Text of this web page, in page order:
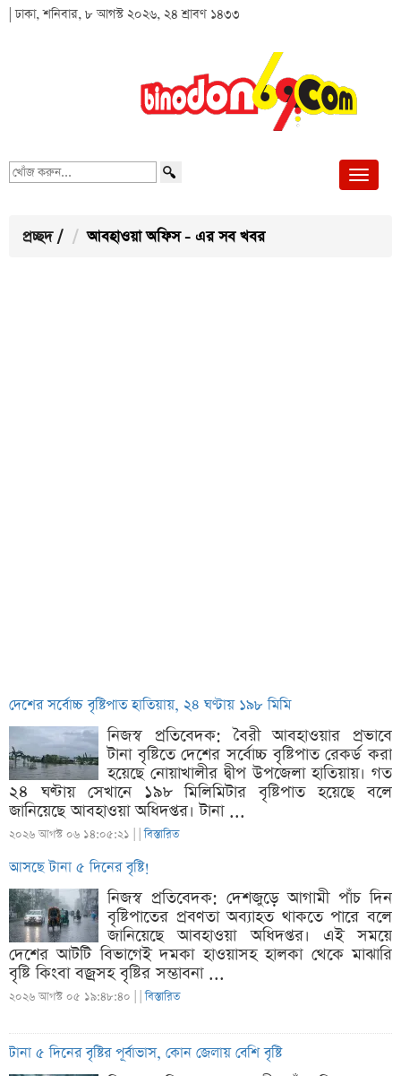
| ঢাকা, শনিবার, ৮ আগস্ট ২০২৬, ২৪ শ্রাবণ ১৪৩৩
খোঁজ
প্রচ্ছদ / আবহাওয়া অফিস - এর সব খবর
দেশের সর্বোচ্চ বৃষ্টিপাত হাতিয়ায়, ২৪ ঘণ্টায় ১৯৮ মিমি
নিজস্ব প্রতিবেদক: বৈরী আবহাওয়ার প্রভাবে
টানা বৃষ্টিতে দেশের সর্বোচ্চ বৃষ্টিপাত রেকর্ড করা
হয়েছে নোয়াখালীর দ্বীপ উপজেলা হাতিয়ায়। গত
২৪ ঘণ্টায় সেখানে ১৯৮ মিলিমিটার বৃষ্টিপাত হয়েছে বলে
জানিয়েছে আবহাওয়া অধিদপ্তর। টানা ...
২০২৬ আগস্ট ০৬ ১৪:০৫:২১ | |বিস্তারিত
আসছে টানা ৫ দিনের বৃষ্টি!
নিজস্ব প্রতিবেদক: দেশজুড়ে আগামী পাঁচ দিন
বৃষ্টিপাতের প্রবণতা অব্যাহত থাকতে পারে বলে
জানিয়েছে আবহাওয়া অধিদপ্তর। এই সময়ে
দেশের আটটি বিভাগেই দমকা হাওয়াসহ হালকা থেকে মাঝারি
বৃষ্টি কিংবা বজ্রসহ বৃষ্টির সম্ভাবনা ...
২০২৬ আগস্ট ০৫ ১৯:৪৮:৪০ | |বিস্তারিত
টানা ৫ দিনের বৃষ্টির পূর্বাভাস, কোন জেলায় বেশি বৃষ্টি